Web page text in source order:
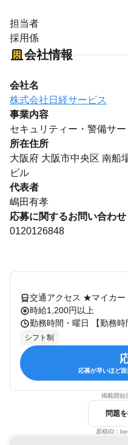
担当者
採用係
会社情報
会社名
株式会社日経サービス
事業内容
セキュリティー・警備サー
所在住所
大阪府 大阪市中央区 南
ビル
代表者
嶋田有孝
応募に関するお問い合わせ
0120126848
時給1,200円以上
シフト制
応募が早いほど
掲載開始
問題
原稿ID：